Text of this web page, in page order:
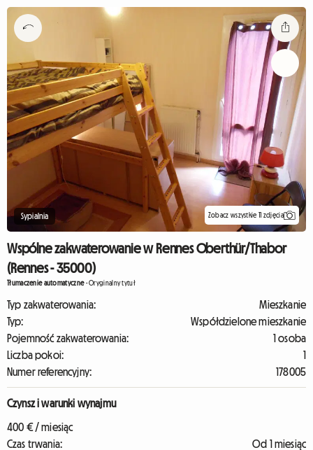
Sypialnia Zobacz wszystkie 11 zdjęcia
Wspólne zakwaterowanie w Rennes Oberthür/Thabor
(Rennes - 35000)
Tłumaczenie automatyczne-Oryginalny tytuł
Typ zakwaterowania:
Mieszkanie
Typ:
Współdzielone mieszkanie
Pojemność zakwaterowania:
1 osoba
Liczba pokoi:
1
Numer referencyjny:
178005
Czynsz i warunki wynajmu
400 € / miesiąc
Czas trwania:
Od 1 miesiąc